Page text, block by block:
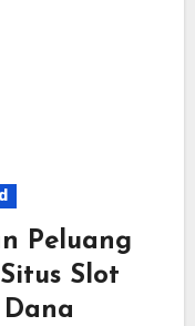
Peluang
Slot